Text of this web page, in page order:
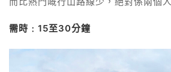
需時﹕15至30分鐘